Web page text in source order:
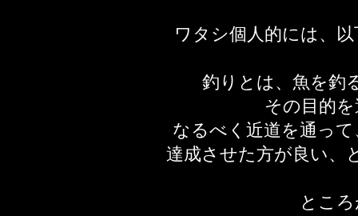
ワタシ個人的には、
釣りとは、魚を釣
その目的
なるべく近道を通っ
達成させた方が良い、
とこ